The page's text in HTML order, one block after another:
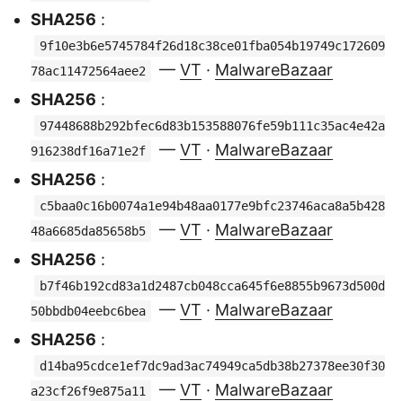
SHA256 :
9f10e3b6e5745784f26d18c38ce01fba054b19749c172609
78ac11472564aee2
— VT · MalwareBazaar
SHA256 :
97448688b292bfec6d83b153588076fe59b111c35ac4e42a
916238df16a71e2f
— VT · MalwareBazaar
SHA256 :
c5baa0c16b0074a1e94b48aa0177e9bfc23746aca8a5b428
48a6685da85658b5
— VT · MalwareBazaar
SHA256 :
b7f46b192cd83a1d2487cb048cca645f6e8855b9673d500d
50bbdb04eebc6bea
— VT · MalwareBazaar
SHA256 :
d14ba95cdce1ef7dc9ad3ac74949ca5db38b27378ee30f30
a23cf26f9e875a11
— VT · MalwareBazaar